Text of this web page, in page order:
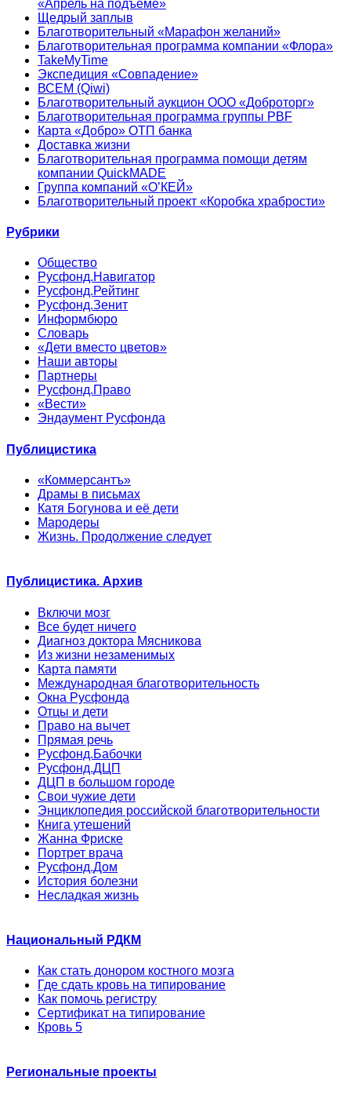
«Апрель на подъеме»
Щедрый заплыв
Благотворительный «Марафон желаний»
Благотворительная программа компании «Флора»
TakeMyTime
Экспедиция «Совпадение»
ВСЕМ (Qiwi)
Благотворительный аукцион ООО «Доброторг»
Благотворительная программа группы PBF
Карта «Добро» ОТП банка
Доставка жизни
Благотворительная программа помощи детям
компании QuickMADE
Группа компаний «О’КЕЙ»
Благотворительный проект «Коробка храбрости»
Рубрики
Общество
Русфонд.Навигатор
Русфонд.Рейтинг
Русфонд.Зенит
Информбюро
Словарь
«Дети вместо цветов»
Наши авторы
Партнеры
Русфонд.Право
«Вести»
Эндаумент Русфонда
Публицистика
«Коммерсантъ»
Драмы в письмах
Катя Богунова и её дети
Мародеры
Жизнь. Продолжение следует
Публицистика. Архив
Включи мозг
Все будет ничего
Диагноз доктора Мясникова
Из жизни незаменимых
Карта памяти
Международная благотворительность
Окна Русфонда
Отцы и дети
Право на вычет
Прямая речь
Русфонд.Бабочки
Русфонд.ДЦП
ДЦП в большом городе
Свои чужие дети
Энциклопедия российской благотворительности
Книга утешений
Жанна Фриске
Портрет врача
Русфонд.Дом
История болезни
Несладкая жизнь
Национальный РДКМ
Как стать донором костного мозга
Где сдать кровь на типирование
Как помочь регистру
Сертификат на типирование
Кровь 5
Региональные проекты